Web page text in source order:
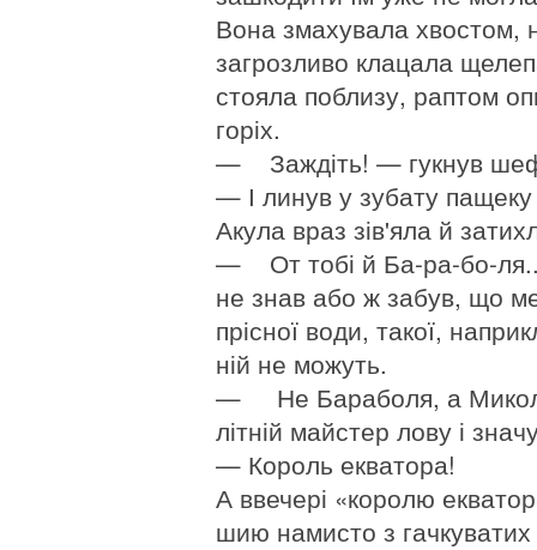
Вона змахувала хвостом,
загрозливо клацала
стояла поблизу, раптом
горіх.
— Заждіть! — гукнув
— І линув у зубату пащеку
Акула враз зів'яла й
— От тобі й Ба-ра-бо-
не знав або ж забув, що
прісної води, такої,
ній не можуть.
— Не Бараболя, а
літній майстер лову і
— Король екватора!
А ввечері «королю
шию намисто з гачкуватих